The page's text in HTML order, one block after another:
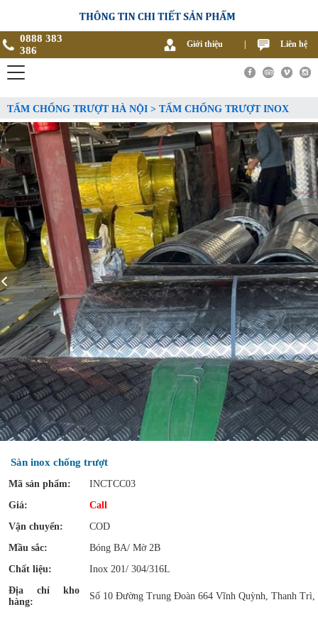
0888 383
386
Giới thiệu Liên hệ
TẤM CHỐNG TRƯỢT HÀ NỘI > TẤM CHỐNG TRƯỢT INOX
Sàn inox chống trượt
Mã sản phẩm:
INCTCC03
Giá:
Call
Vận chuyển:
COD
Mầu sắc:
Bóng BA/ Mờ 2B
Chất liệu:
Inox 201/ 304/316L
Địa chỉ kho
hàng:
Số 10 Đường Trung Đoàn 664 Vĩnh Quỳnh, Thanh Trì,